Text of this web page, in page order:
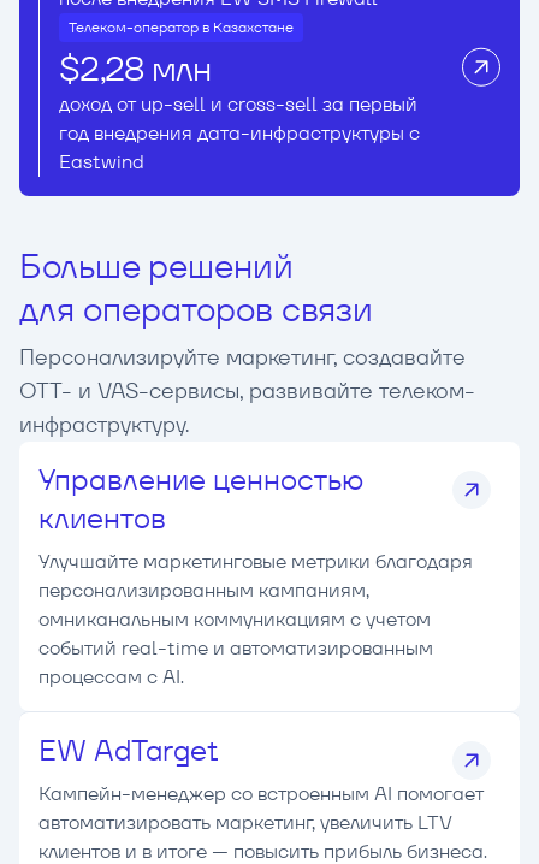
Телеком-оператор в Казахстане
$2,28 млн
доход от up-sell и cross-sell за первый
год внедрения дата-инфраструктуры с
Eastwind
Больше решений
для операторов связи
Персонализируйте маркетинг, создавайте
OTT- и VAS-сервисы, развивайте телеком-
инфраструктуру.
Управление ценностью
клиентов
Улучшайте маркетинговые метрики благодаря
персонализированным кампаниям,
омниканальным коммуникациям с учетом
событий real-time и автоматизированным
процессам с AI.
EW AdTarget
Кампейн-менеджер со встроенным AI помогает
автоматизировать маркетинг, увеличить LTV
клиентов и в итоге — повысить прибыль бизнеса.